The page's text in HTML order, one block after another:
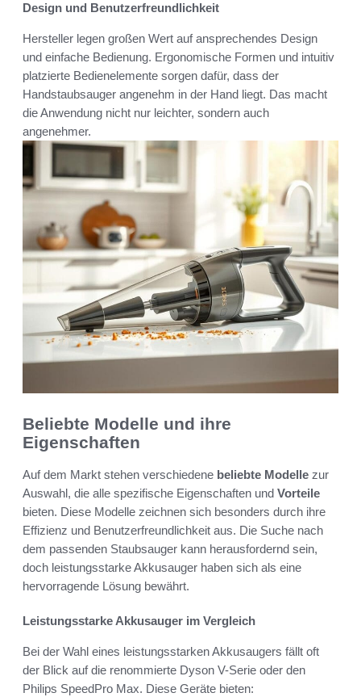
Design und Benutzerfreundlichkeit
Hersteller legen großen Wert auf ansprechendes Design
und einfache Bedienung. Ergonomische Formen und intuitiv
platzierte Bedienelemente sorgen dafür, dass der
Handstaubsauger angenehm in der Hand liegt. Das macht
die Anwendung nicht nur leichter, sondern auch
angenehmer.
Beliebte Modelle und ihre
Eigenschaften
Auf dem Markt stehen verschiedene beliebte Modelle zur
Auswahl, die alle spezifische Eigenschaften und Vorteile
bieten. Diese Modelle zeichnen sich besonders durch ihre
Effizienz und Benutzerfreundlichkeit aus. Die Suche nach
dem passenden Staubsauger kann herausfordernd sein,
doch leistungsstarke Akkusauger haben sich als eine
hervorragende Lösung bewährt.
Leistungsstarke Akkusauger im Vergleich
Bei der Wahl eines leistungsstarken Akkusaugers fällt oft
der Blick auf die renommierte Dyson V-Serie oder den
Philips SpeedPro Max. Diese Geräte bieten: